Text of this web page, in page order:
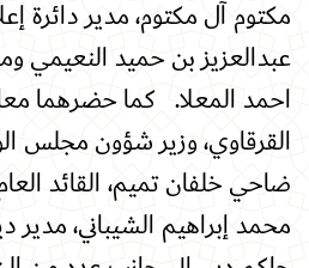
مكتوم آل مكتوم، مدير دائرة
عبدالعزيز بن حميد النعيمي
احمد المعلا. كما حضرهما
القرقاوي، وزير شؤون مجلس
ضاحي خلفان تميم، القائد
محمد إبراهيم الشيباني،